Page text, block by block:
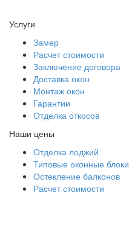
Услуги
Замер
Расчет стоимости
Заключение договора
Доставка окон
Монтаж окон
Гарантии
Отделка откосов
Наши цены
Отделка лоджий
Типовые оконные блоки
Остекление балконов
Расчет стоимости